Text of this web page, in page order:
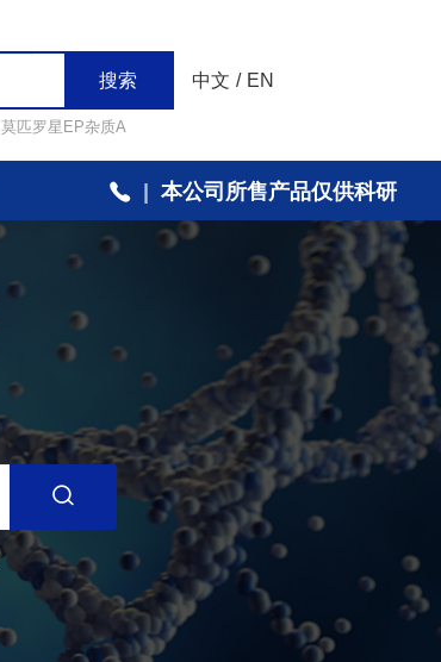
搜索
莫匹罗星EP杂质A
中文 / EN
本公司所售产品仅供科研